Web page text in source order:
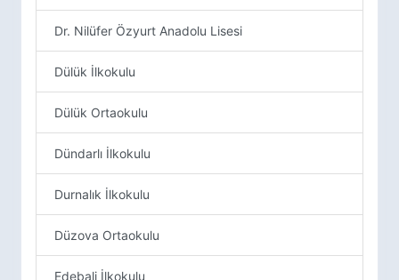
Dr. Nilüfer Özyurt Anadolu Lisesi
Dülük İlkokulu
Dülük Ortaokulu
Dündarlı İlkokulu
Durnalık İlkokulu
Düzova Ortaokulu
Edebali İlkokulu